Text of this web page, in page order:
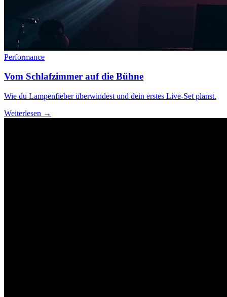
Performance
Vom Schlafzimmer auf die Bühne
Wie du Lampenfieber überwindest und dein erstes Live-Set planst.
Weiterlesen →